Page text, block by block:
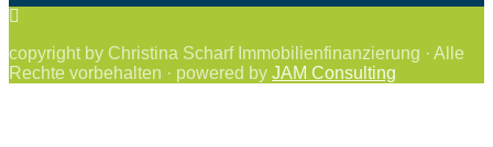
copyright by Christina Scharf Immobilienfinanzierung · Alle
Rechte vorbehalten · powered by JAM Consulting